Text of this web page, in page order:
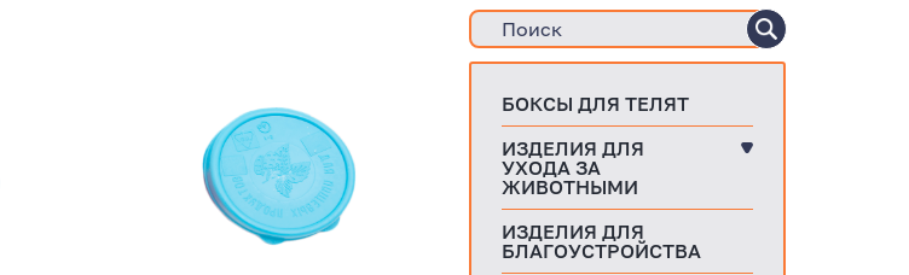
БОКСЫ ДЛЯ ТЕЛЯТ
ИЗДЕЛИЯ ДЛЯ
УХОДА ЗА
ЖИВОТНЫМИ
ИЗДЕЛИЯ ДЛЯ
БЛАГОУСТРОЙСТВА